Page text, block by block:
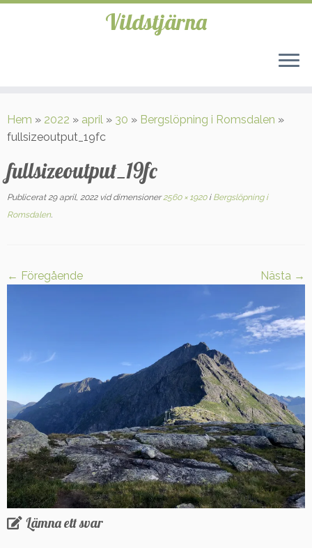
till
innehåll
Vildstjärna
Hem » 2022 » april » 30 » Bergslöpning i Romsdalen »
fullsizeoutput_19fc
fullsizeoutput_19fc
Publicerat 29 april, 2022vid dimensioner2560 × 1920iBergslöpning i
Romsdalen.
← Föregående Nästa →
Lämna ett svar